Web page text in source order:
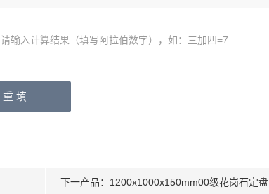
请输入计算结果（填写阿拉伯数字），如：三加四=7
下一产品： 1200x1000x150mm00级花岗石定盘